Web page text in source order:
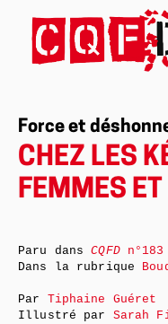
Force et
CHEZ LES
FEMMES
Paru dansCQFD
Dans la rubrique
Par Tiphaine Guéret
Illustré par Sarah